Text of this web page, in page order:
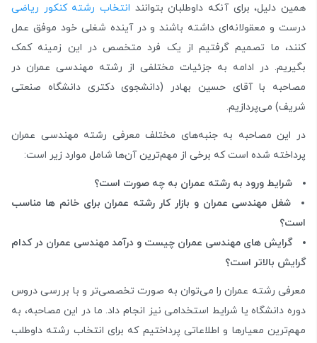
همین دلیل، برای آنکه داوطلبان بتوانند انتخاب رشته کنکور ریاضی
درست و معقولانه‌ای داشته باشند و در آینده شغلی خود موفق عمل
کنند، ما تصمیم گرفتیم از یک فرد متخصص در این زمینه کمک
بگیریم. در ادامه به جزئیات مختلفی از رشته مهندسی عمران در
مصاحبه با آقای حسین بهادر (دانشجوی دکتری دانشگاه صنعتی
شریف) می‌پردازیم.
در این مصاحبه به جنبه‌های مختلف معرفی رشته مهندسی عمران
پرداخته شده است که برخی از مهم‌ترین آن‌ها شامل موارد زیر است:
شرایط ورود به رشته عمران به چه صورت است؟
شغل مهندسی عمران و بازار کار رشته عمران برای خانم ها مناسب
است؟
گرایش های مهندسی عمران چیست و درآمد مهندسی عمران در کدام
گرایش بالاتر است؟
معرفی رشته عمران را می‌توان به صورت تخصصی‌تر و با بررسی دروس
دوره دانشگاه یا شرایط استخدامی نیز انجام داد. ما در این مصاحبه، به
مهم‌ترین معیارها و اطلاعاتی پرداختیم که برای انتخاب رشته داوطلب